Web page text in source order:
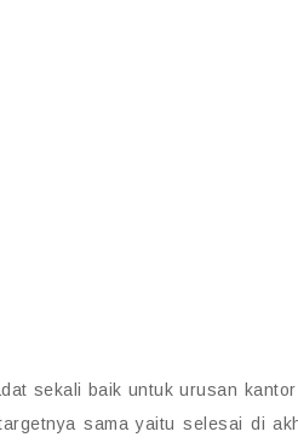
sekali baik untuk urusan
sama yaitu selesai di